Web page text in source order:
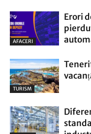
AFACERI
Erori
TURISM